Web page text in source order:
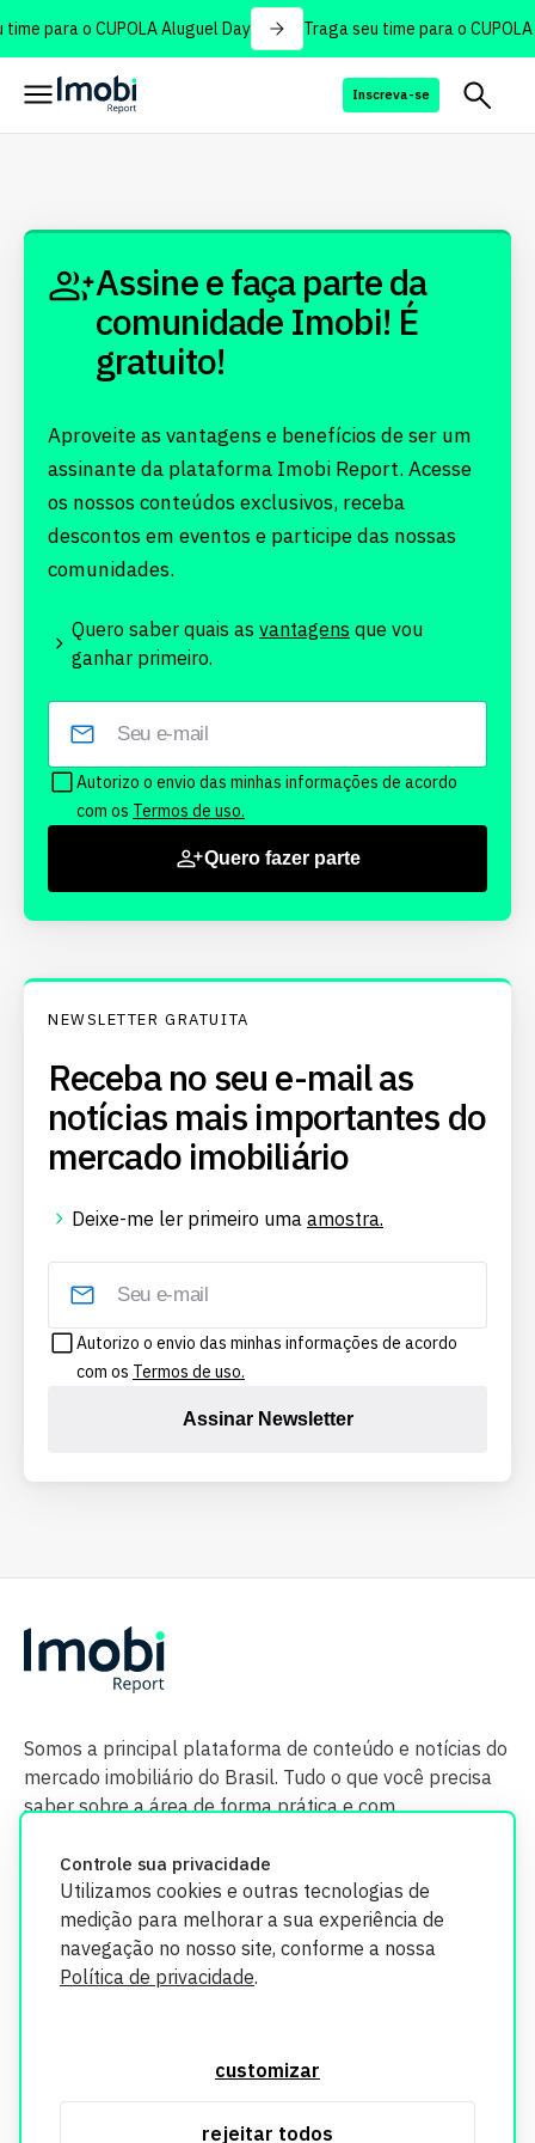
para o CUPOLA Aluguel Day Traga seu time para o CUPOLA
Inscreva-se
Controle sua privacidade
Utilizamos cookies e outras tecnologias de
medição para melhorar a sua experiência de
navegação no nosso site, conforme a nossa
Política de privacidade.
customizar
rejeitar todos
Assine e faça parte da
comunidade Imobi! É
gratuito!
Aproveite as vantagens e benefícios de ser um
assinante da plataforma Imobi Report. Acesse
os nossos conteúdos exclusivos, receba
descontos em eventos e participe das nossas
comunidades.
Quero saber quais as vantagens que vou
ganhar primeiro.
Autorizo o envio das minhas informações de acordo
com os Termos de uso.
Quero fazer parte
NEWSLETTER GRATUITA
Receba no seu e-mail as
notícias mais importantes do
mercado imobiliário
Deixe-me ler primeiro uma amostra.
Autorizo o envio das minhas informações de acordo
com os Termos de uso.
Assinar Newsletter
Somos a principal plataforma de conteúdo e notícias do
mercado imobiliário do Brasil. Tudo o que você precisa
saber sobre a área de forma prática e com
segurança. Todos os dados coletados em nosso site são
utilizados exclusivamente para fins de aprimoramento de
informações, consulte nossa Política de Privacidade.